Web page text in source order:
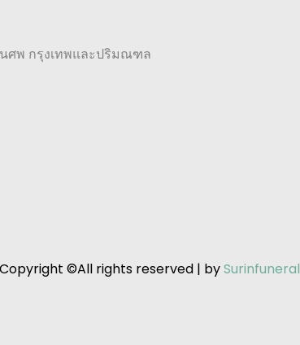
ศพ กรุงเทพและปริมณฑล
Copyright ©All rights reserved | bySurinfuneral